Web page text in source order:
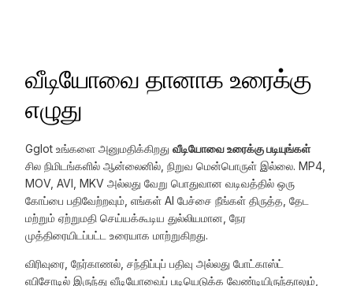
வீடியோவை தானாக உரைக்கு
எழுது
Gglot உங்களை அனுமதிக்கிறதுவீடியோவை உரைக்கு படியுங்கள்
சில நிமிடங்களில் ஆன்லைனில், நிறுவ மென்பொருள் இல்லை. MP4,
MOV, AVI, MKV அல்லது வேறு பொதுவான வடிவத்தில் ஒரு
கோப்பை பதிவேற்றவும், எங்கள் AI பேச்சை நீங்கள் திருத்த, தேட
மற்றும் ஏற்றுமதி செய்யக்கூடிய துல்லியமான, நேர
முத்திரையிடப்பட்ட உரையாக மாற்றுகிறது.
விரிவுரை, நேர்காணல், சந்திப்புப் பதிவு அல்லது போட்காஸ்ட்
எபிசோடில் இருந்து வீடியோவைப் படியெடுக்க வேண்டியிருந்தாலும்,